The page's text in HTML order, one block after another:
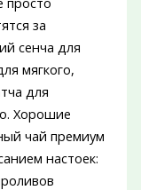
за
сенча для
мягкого,
для
Хорошие
чай премиум
настоек: